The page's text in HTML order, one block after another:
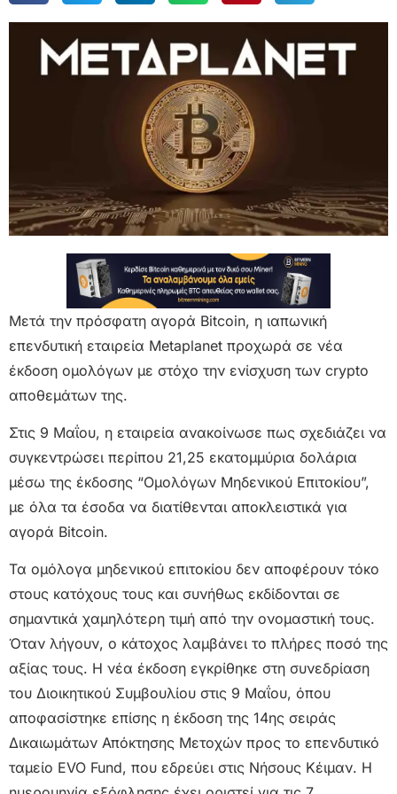
Μετά την πρόσφατη αγορά Bitcoin, η ιαπωνική
επενδυτική εταιρεία Metaplanet προχωρά σε νέα
έκδοση ομολόγων με στόχο την ενίσχυση των crypto
αποθεμάτων της.
Στις 9 Μαΐου, η εταιρεία ανακοίνωσε πως σχεδιάζει να
συγκεντρώσει περίπου 21,25 εκατομμύρια δολάρια
μέσω της έκδοσης “Ομολόγων Μηδενικού Επιτοκίου”,
με όλα τα έσοδα να διατίθενται αποκλειστικά για
αγορά Bitcoin.
Τα ομόλογα μηδενικού επιτοκίου δεν αποφέρουν τόκο
στους κατόχους τους και συνήθως εκδίδονται σε
σημαντικά χαμηλότερη τιμή από την ονομαστική τους.
Όταν λήγουν, ο κάτοχος λαμβάνει το πλήρες ποσό της
αξίας τους. Η νέα έκδοση εγκρίθηκε στη συνεδρίαση
του Διοικητικού Συμβουλίου στις 9 Μαΐου, όπου
αποφασίστηκε επίσης η έκδοση της 14ης σειράς
Δικαιωμάτων Απόκτησης Μετοχών προς το επενδυτικό
ταμείο EVO Fund, που εδρεύει στις Νήσους Κέιμαν. Η